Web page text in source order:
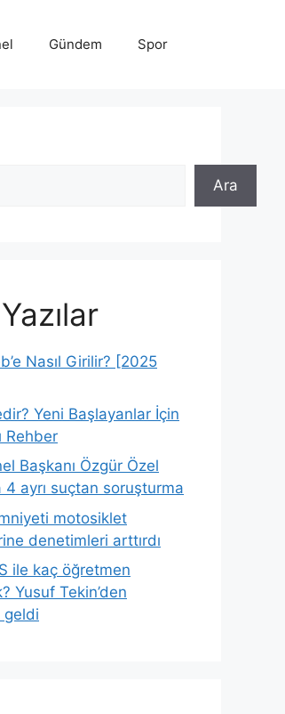
Gündem Spor
Ara
Nasıl Girilir? [2025
Yeni Başlayanlar İçin
Rehber
Başkanı Özgür Özel
4 ayrı suçtan soruşturma
motosiklet
denetimleri arttırdı
ile kaç öğretmen
Yusuf Tekin’den
geldi